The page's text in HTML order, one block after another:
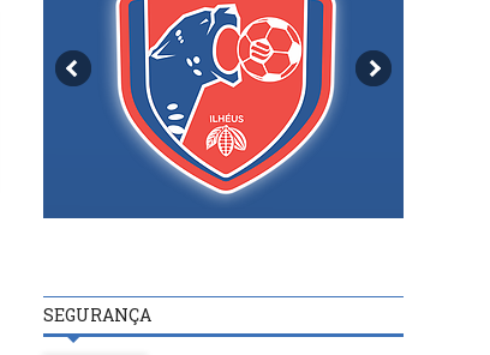
30/07/16
Lula, Delcídio e outros 5
viram réus por tentativa de
obstrução da Justiça
SEGURANÇA